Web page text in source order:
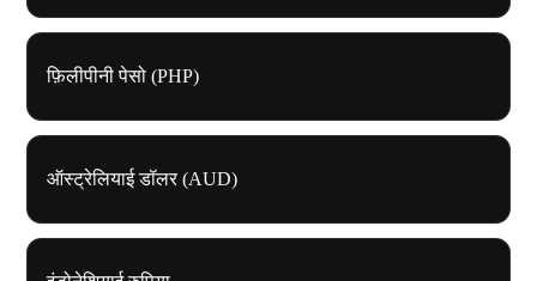
फ़िलीपीनी पेसो (PHP)
ऑस्ट्रेलियाई डॉलर (AUD)